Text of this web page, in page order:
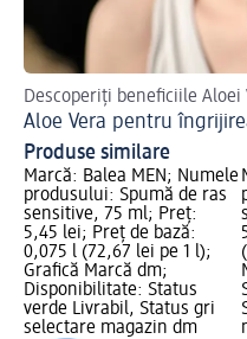
Descoperiți beneficiile Aloei
Aloe Vera pentru
Produse similare
Marcă: Balea MEN; Numele
produsului: Spumă de ras
sensitive, 75 ml; Preț:
5,45 lei; Preț de bază:
0,075 l (72,67 lei pe 1 l);
Grafică Marcă dm;
Disponibilitate: Status
verde Livrabil, Status gri
selectare magazin dm